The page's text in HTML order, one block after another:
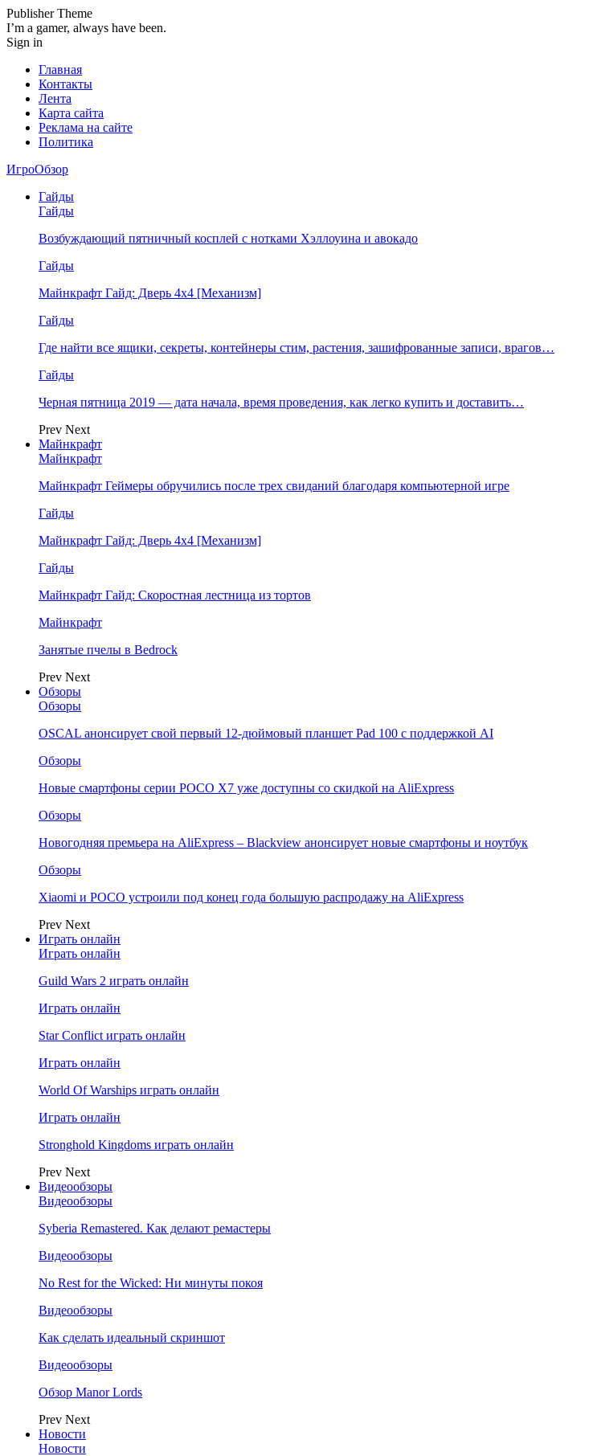
Publisher Theme
I’m a gamer, always have been.
Sign in
Главная
Контакты
Лента
Карта сайта
Реклама на сайте
Политика
ИгроОбзор
Гайды
Гайды
Возбуждающий пятничный косплей с нотками Хэллоуина и авокадо
Гайды
Майнкрафт Гайд: Дверь 4х4 [Механизм]
Гайды
Где найти все ящики, секреты, контейнеры стим, растения, зашифрованные записи, врагов…
Гайды
Черная пятница 2019 — дата начала, время проведения, как легко купить и доставить…
Prev Next
Майнкрафт
Майнкрафт
Майнкрафт Геймеры обручились после трех свиданий благодаря компьютерной игре
Гайды
Майнкрафт Гайд: Дверь 4х4 [Механизм]
Гайды
Майнкрафт Гайд: Скоростная лестница из тортов
Майнкрафт
Занятые пчелы в Bedrock
Prev Next
Обзоры
Обзоры
OSCAL анонсирует свой первый 12-дюймовый планшет Pad 100 с поддержкой AI
Обзоры
Новые смартфоны серии POCO X7 уже доступны со скидкой на AliExpress
Обзоры
Новогодняя премьера на AliExpress – Blackview анонсирует новые смартфоны и ноутбук
Обзоры
Xiaomi и POCO устроили под конец года большую распродажу на AliExpress
Prev Next
Играть онлайн
Играть онлайн
Guild Wars 2 играть онлайн
Играть онлайн
Star Conflict играть онлайн
Играть онлайн
World Of Warships играть онлайн
Играть онлайн
Stronghold Kingdoms играть онлайн
Prev Next
Видеообзоры
Видеообзоры
Syberia Remastered. Как делают ремастеры
Видеообзоры
No Rest for the Wicked: Ни минуты покоя
Видеообзоры
Как сделать идеальный скриншот
Видеообзоры
Обзор Manor Lords
Prev Next
Новости
Новости